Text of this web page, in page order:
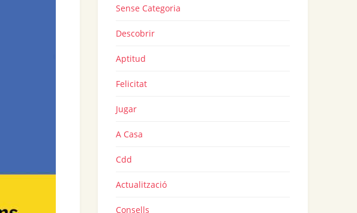
Sense Categoria
Descobrir
Aptitud
Felicitat
Jugar
A Casa
Cdd
Actualització
Consells